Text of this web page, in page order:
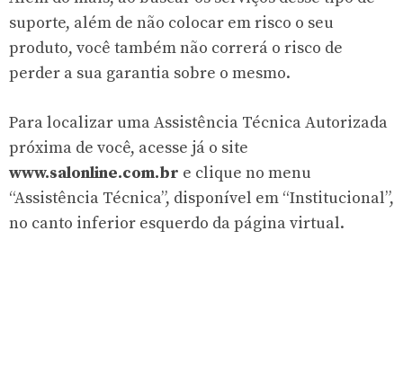
suporte, além de não colocar em risco o seu
produto, você também não correrá o risco de
perder a sua garantia sobre o mesmo.
Para localizar uma Assistência Técnica Autorizada
próxima de você, acesse já o site
www.salonline.com.br e clique no menu
“Assistência Técnica”, disponível em “Institucional”,
no canto inferior esquerdo da página virtual.